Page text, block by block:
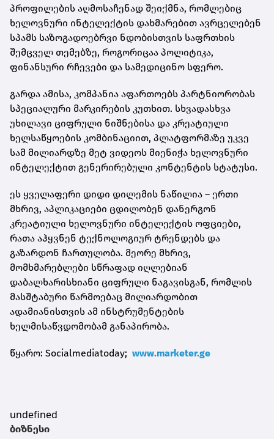
პროფილების აღმოსაჩენად შეიქმნა, რომლებიც
ხელოვნური ინტელექტის დახმარებით ავრცელებენ
სპამს საზოგადოებრვი ნდობისთვის საფრთხის
შემცველ თემებზე, როგორიცაა პოლიტიკა,
ფინანსური რჩევები და სამედიცინო სფერო.
გარდა ამისა, კომპანია აფართოებს პარტნიორობას
სპეციალური მარკირების კუთხით. სხვადასხვა
უხილავი ციფრული ნიშნებისა და კრეატიული
ხელსაწყოების კომბინაციით, პლატფორმაზე უკვე
სამ მილიარდზე მეტ ვიდეოს მიენიჭა ხელოვნური
ინტელექტით გენერირებული კონტენტის სტატუსი.
ეს ყველაფერი დიდი დილემის ნაწილია – ერთი
მხრივ, აპლიკაციები ცდილობენ დანერგონ
კრეატიული ხელოვნური ინტელექტის ოფციები,
რათა აჰყვნენ ტექნოლოგიურ ტრენდებს და
გაზარდონ ჩართულობა. მეორე მხრივ,
მომხმარებლები სწრაფად იღლებიან
დაბალხარისხიანი ციფრული ნაგავისგან, რომლის
მასშტაბური წარმოებაც მილიარდობით
ადამიანისთვის ამ ინსტრუმენტების
ხელმისაწვდომობამ განაპირობა.
წყარო: Socialmediatoday; www.marketer.ge
undefined
ბიზნესი